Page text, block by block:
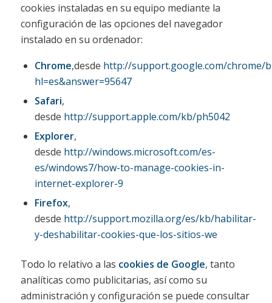
cookies instaladas en su equipo mediante la
configuración de las opciones del navegador
instalado en su ordenador:
Chrome,desde http://support.google.com/chrome/
hl=es&answer=95647
Safari,
desde http://support.apple.com/kb/ph5042
Explorer,
desde http://windows.microsoft.com/es-
es/windows7/how-to-manage-cookies-in-
internet-explorer-9
Firefox,
desde http://support.mozilla.org/es/kb/habilitar-
y-deshabilitar-cookies-que-los-sitios-we
Todo lo relativo a las cookies de Google, tanto
analíticas como publicitarias, así como su
administración y configuración se puede consultar